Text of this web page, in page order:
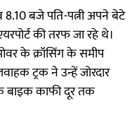
बजे पति-पत्नी अपने बेटे
की तरफ जा रहे थे।
के क्रॉसिंग के समीप
ट्रक ने उन्हें जोरदार
बाइक काफी दूर तक